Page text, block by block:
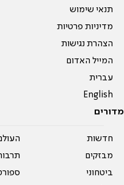
תנאי שימוש
מדיניות פרטיות
הצהרת נגישות
המייל האדום
עברית
English
מדורים
חדשות
מבזקים
ביטחוני